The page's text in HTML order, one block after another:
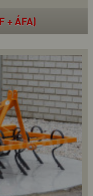
+ ÁFA)